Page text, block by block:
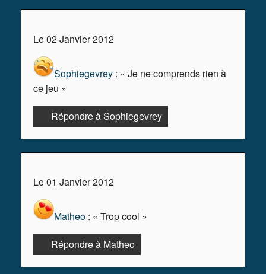
Le 02 Janvier 2012
Sophiegevrey : « Je ne comprends rien à
ce jeu »
Répondre à Sophiegevrey
Le 01 Janvier 2012
Matheo : « Trop cool »
Répondre à Matheo